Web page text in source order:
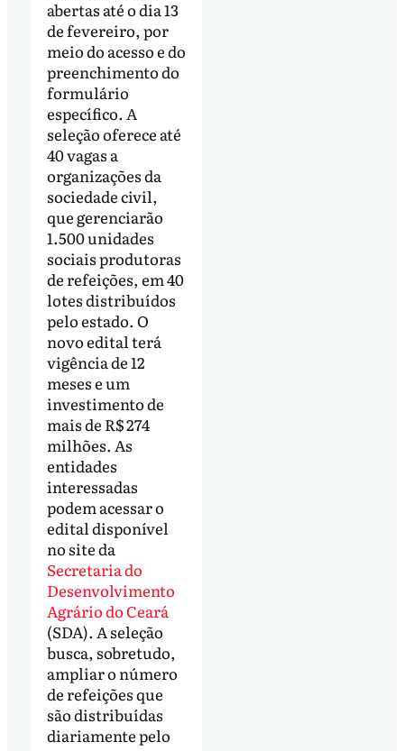
abertas até o dia 13
de fevereiro, por
meio do acesso e do
preenchimento do
formulário
específico. A
seleção oferece até
40 vagas a
organizações da
sociedade civil,
que gerenciarão
1.500 unidades
sociais produtoras
de refeições, em 40
lotes distribuídos
pelo estado. O
novo edital terá
vigência de 12
meses e um
investimento de
mais de R$ 274
milhões. As
entidades
interessadas
podem acessar o
edital disponível
no site da
Secretaria do
Desenvolvimento
Agrário do Ceará
(SDA). A seleção
busca, sobretudo,
ampliar o número
de refeições que
são distribuídas
diariamente pelo